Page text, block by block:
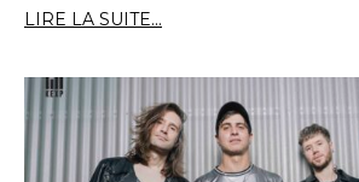
LIRE LA SUITE...